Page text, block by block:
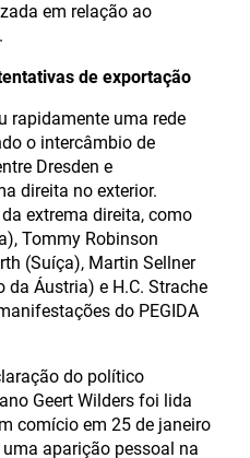
em relação ao
de exportação
rapidamente uma rede
o intercâmbio de
Dresden e
direita no exterior.
extrema direita, como
Tommy Robinson
(Suíça), Martin Sellner
Áustria) e H.C. Strache
do PEGIDA
do político
Geert Wilders foi lida
comício em 25 de janeiro
aparição pessoal na